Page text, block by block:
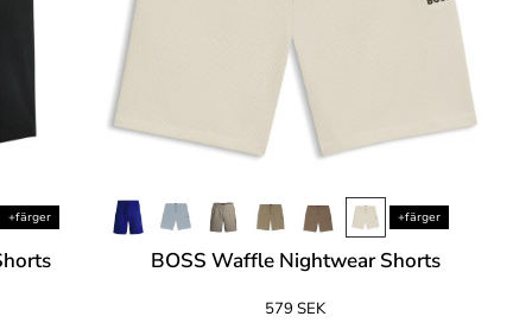
+färger +färger
BOSS Waffle Nightwear Shorts
579 SEK